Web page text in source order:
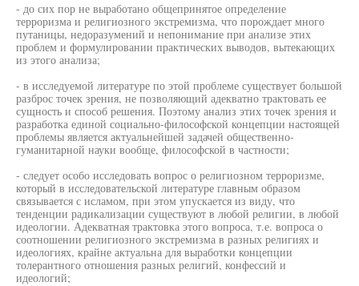
- до сих пор не выработано общепринятое определение
терроризма и религиозного экстремизма, что порождает много
путаницы, недоразумений и непонимание при анализе этих
проблем и формулировании практических выводов, вытекающих
из этого анализа;
- в исследуемой литературе по этой проблеме существует большой
разброс точек зрения, не позволяющий адекватно трактовать ее
сущность и способ решения. Поэтому анализ этих точек зрения и
разработка единой социально-философской концепции настоящей
проблемы является актуальнейшей задачей общественно-
гуманитарной науки вообще, философской в частности;
- следует особо исследовать вопрос о религиозном терроризме,
который в исследовательской литературе главным образом
связывается с исламом, при этом упускается из виду, что
тенденции радикализации существуют в любой религии, в любой
идеологии. Адекватная трактовка этого вопроса, т.е. вопроса о
соотношении религиозного экстремизма в разных религиях и
идеологиях, крайне актуальна для выработки концепции
толерантного отношения разных религий, конфессий и
идеологий;